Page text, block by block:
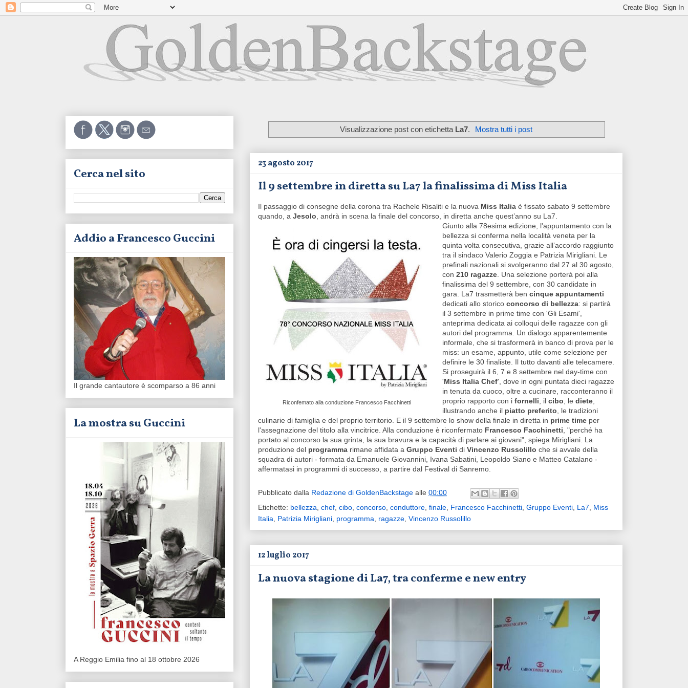
Visualizzazione post con etichetta La7. Mostra tutti i post
23 agosto 2017
Il 9 settembre in diretta su La7 la finalissima di Miss Italia
Il passaggio di consegne della corona tra Rachele Risaliti e la nuova Miss Italia è fissato sabato 9 settembre
quando, a Jesolo, andrà in scena la finale del concorso, in diretta anche quest’anno su La7.
Riconfemato alla conduzione Francesco Facchinetti
Giunto alla 78esima edizione, l'appuntamento con la
bellezza si conferma nella località veneta per la
quinta volta consecutiva, grazie all’accordo raggiunto
tra il sindaco Valerio Zoggia e Patrizia Mirigliani. Le
prefinali nazionali si svolgeranno dal 27 al 30 agosto,
con 210 ragazze. Una selezione porterà poi alla
finalissima del 9 settembre, con 30 candidate in
gara. La7 trasmetterà ben cinque appuntamenti
dedicati allo storico concorso di bellezza: si partirà
il 3 settembre in prime time con 'Gli Esami',
anteprima dedicata ai colloqui delle ragazze con gli
autori del programma. Un dialogo apparentemente
informale, che si trasformerà in banco di prova per le
miss: un esame, appunto, utile come selezione per
definire le 30 finaliste. Il tutto davanti alle telecamere.
Si proseguirà il 6, 7 e 8 settembre nel day-time con
'Miss Italia Chef', dove in ogni puntata dieci ragazze
in tenuta da cuoco, oltre a cucinare, racconteranno il
proprio rapporto con i fornelli, il cibo, le diete,
illustrando anche il piatto preferito, le tradizioni
culinarie di famiglia e del proprio territorio. E il 9 settembre lo show della finale in diretta in prime time per
l'assegnazione del titolo alla vincitrice. Alla conduzione è riconfermato Francesco Facchinetti, "perché ha
portato al concorso la sua grinta, la sua bravura e la capacità di parlare ai giovani", spiega Mirigliani. La
produzione del programma rimane affidata a Gruppo Eventi di Vincenzo Russolillo che si avvale della
squadra di autori - formata da Emanuele Giovannini, Ivana Sabatini, Leopoldo Siano e Matteo Catalano -
affermatasi in programmi di successo, a partire dal Festival di Sanremo.
Pubblicato dalla Redazione di GoldenBackstage alle 00:00
Etichette: bellezza, chef, cibo, concorso, conduttore, finale, Francesco Facchinetti, Gruppo Eventi, La7, Miss
Italia, Patrizia Mirigliani, programma, ragazze, Vincenzo Russolillo
12 luglio 2017
La nuova stagione di La7, tra conferme e new entry
Cerca nel sito
Addio a Francesco Guccini
Il grande cantautore è scomparso a 86 anni
La mostra su Guccini
A Reggio Emilia fino al 18 ottobre 2026